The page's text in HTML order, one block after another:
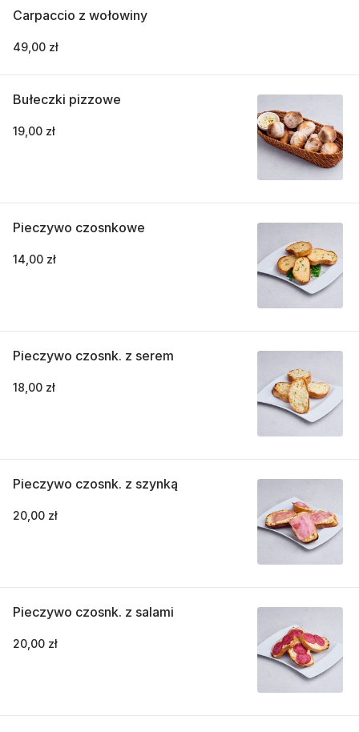
Carpaccio z wołowiny
49,00 zł
Bułeczki pizzowe
19,00 zł
Pieczywo czosnkowe
14,00 zł
Pieczywo czosnk. z serem
18,00 zł
Pieczywo czosnk. z szynką
20,00 zł
Pieczywo czosnk. z salami
20,00 zł